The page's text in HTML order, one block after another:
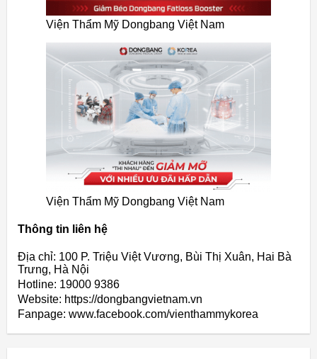
Viện Thẩm Mỹ Dongbang Việt Nam
Viện Thẩm Mỹ Dongbang Việt Nam
Thông tin liên hệ
Địa chỉ: 100 P. Triệu Việt Vương, Bùi Thị Xuân, Hai Bà
Trưng, Hà Nội
Hotline: 19000 9386
Website: https://dongbangvietnam.vn
Fanpage: www.facebook.com/vienthammykorea